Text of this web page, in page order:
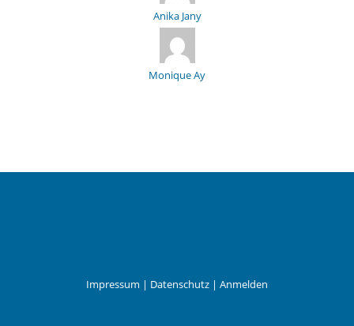
Anika Jany
Monique Ay
Impressum | Datenschutz | Anmelden